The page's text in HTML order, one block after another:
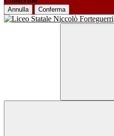
Annulla Conferma